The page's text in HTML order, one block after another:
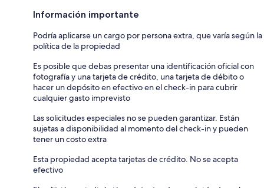
Información importante
Podría aplicarse un cargo por persona extra, que varía según la
política de la propiedad
Es posible que debas presentar una identificación oficial con
fotografía y una tarjeta de crédito, una tarjeta de débito o
hacer un depósito en efectivo en el check-in para cubrir
cualquier gasto imprevisto
Las solicitudes especiales no se pueden garantizar. Están
sujetas a disponibilidad al momento del check-in y pueden
tener un costo extra
Esta propiedad acepta tarjetas de crédito. No se acepta
efectivo